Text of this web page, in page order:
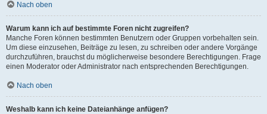
Nach oben
Warum kann ich auf bestimmte Foren nicht zugreifen?
Manche Foren können bestimmten Benutzern oder Gruppen vorbehalten sein.
Um diese einzusehen, Beiträge zu lesen, zu schreiben oder andere Vorgänge
durchzuführen, brauchst du möglicherweise besondere Berechtigungen. Frage
einen Moderator oder Administrator nach entsprechenden Berechtigungen.
Nach oben
Weshalb kann ich keine Dateianhänge anfügen?